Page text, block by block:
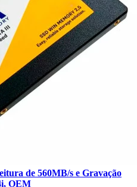
de 560MB/s e Gravação
OEM